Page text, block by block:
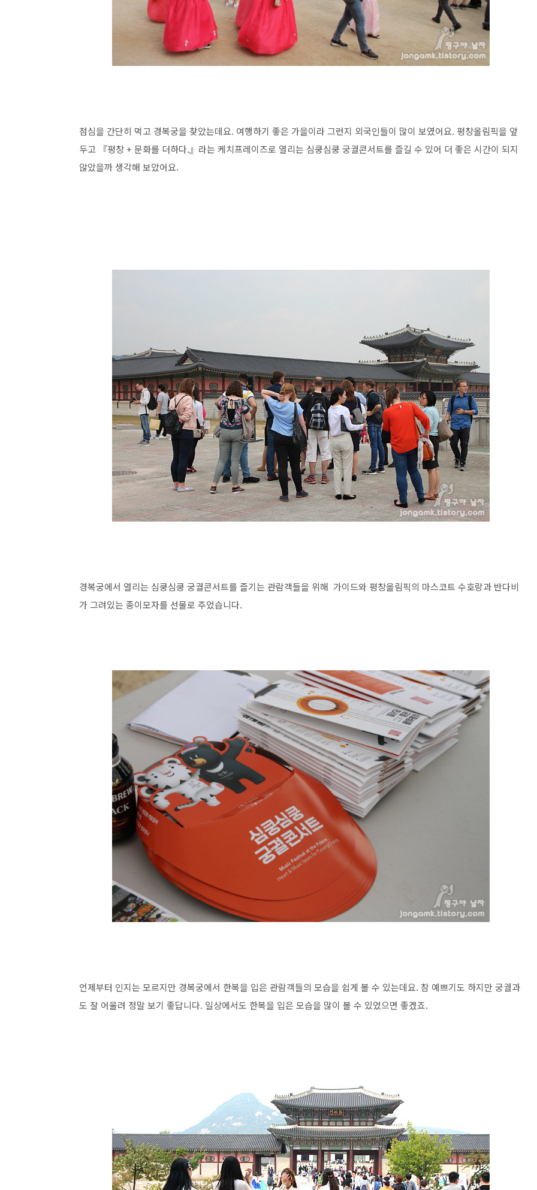
점심을 간단히 먹고 경복궁을 찾았는데요. 여행하기 좋은 가을이라 그런지 외국인들이 많이 보였어요. 평창올림픽을 앞
두고 『평창 + 문화를 더하다.』라는 케치프레이즈로 열리는 심쿵심쿵 궁궐콘서트를 즐길 수 있어 더 좋은 시간이 되지
않았을까 생각해 보았어요.
경복궁에서 열리는 심쿵심쿵 궁궐콘서트를 즐기는 관람객들을 위해 가이드와 평창올림픽의 마스코트 수호랑과 반다비
가 그려있는 종이모자를 선물로 주었습니다.
언제부터 인지는 모르지만 경복궁에서 한복을 입은 관람객들의 모습을 쉽게 볼 수 있는데요. 참 예쁘기도 하지만 궁궐과
도 잘 어울려 정말 보기 좋답니다. 일상에서도 한복을 입은 모습을 많이 볼 수 있었으면 좋겠죠.